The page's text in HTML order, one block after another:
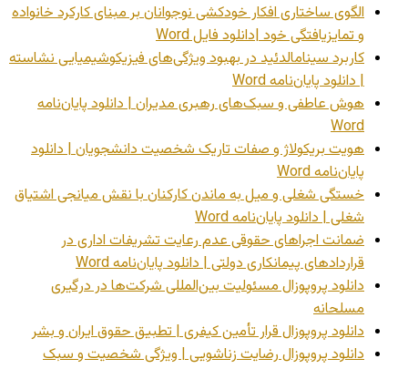
الگوی ساختاری افکار خودکشی نوجوانان بر مبنای کارکرد خانواده
و تمایزیافتگی خود |دانلود فایل Word
کاربرد سینامالدئید در بهبود ویژگی‌های فیزیکوشیمیایی نشاسته
| دانلود پایان‌نامه Word
هوش عاطفی و سبک‌های رهبری مدیران | دانلود پایان‌نامه
Word
هویت بریکولاژ و صفات تاریک شخصیت دانشجویان | دانلود
پایان‌نامه Word
خستگی شغلی و میل به ماندن کارکنان با نقش میانجی اشتیاق
شغلی | دانلود پایان‌نامه Word
ضمانت اجراهای حقوقی عدم رعایت تشریفات اداری در
قراردادهای پیمانکاری دولتی | دانلود پایان‌نامه Word
دانلود پروپوزال مسئولیت بین‌المللی شرکت‌ها در درگیری
مسلحانه
دانلود پروپوزال قرار تأمین کیفری | تطبیق حقوق ایران و بشر
دانلود پروپوزال رضایت زناشویی | ویژگی شخصیت و سبک